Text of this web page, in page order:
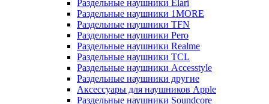
Раздельные наушники Elari
Раздельные наушники 1MORE
Раздельные наушники TFN
Раздельные наушники Pero
Раздельные наушники Realme
Раздельные наушники TCL
Раздельные наушники Accesstyle
Раздельные наушники другие
Аксессуары для наушников Apple
Раздельные наушники Soundcore